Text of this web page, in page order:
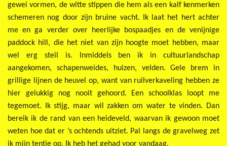
gewei vormen, de witte stippen die hem als een kalf kenmerken
schemeren nog door zijn bruine vacht.
Ik laat het hert achter
me en ga verder over heerlijke bospaadjes en de venijnige
paddock hill, die het niet van zijn hoogte moet hebben, maar
wel erg steil is. Inmiddels ben ik in cultuurlandschap
aangekomen, schapenweides, huizen, velden. Gele brem in
grillige lijnen de heuvel op, want van ruilverkaveling hebben ze
hier gelukkig nog nooit gehoord. Een schoolklas loopt me
tegemoet. Ik stijg, maar wil zakken om water te vinden. Dan
bereik ik de rand van een heideveld, waarvan ik gewoon moet
weten hoe dat er ’s ochtends uitziet. Pal langs de gravelweg zet
ik mijn tentje op. Ik heb het gehad voor vandaag.